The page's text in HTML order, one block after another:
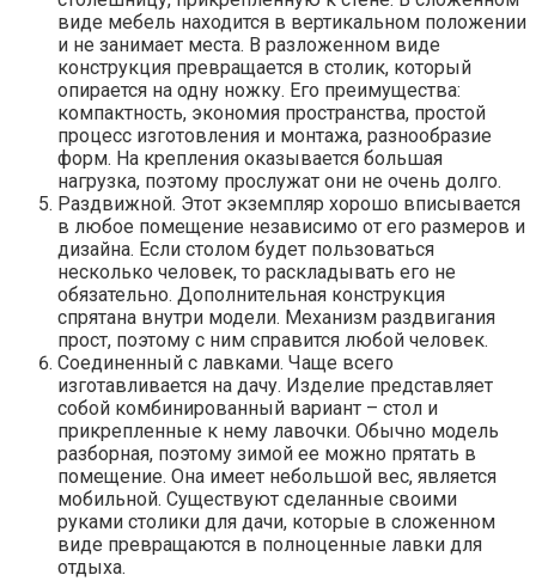
виде мебель находится в вертикальном положении
и не занимает места. В разложенном виде
конструкция превращается в столик, который
опирается на одну ножку. Его преимущества:
компактность, экономия пространства, простой
процесс изготовления и монтажа, разнообразие
форм. На крепления оказывается большая
нагрузка, поэтому прослужат они не очень долго.
Раздвижной. Этот экземпляр хорошо вписывается
в любое помещение независимо от его размеров и
дизайна. Если столом будет пользоваться
несколько человек, то раскладывать его не
обязательно. Дополнительная конструкция
спрятана внутри модели. Механизм раздвигания
прост, поэтому с ним справится любой человек.
Соединенный с лавками. Чаще всего
изготавливается на дачу. Изделие представляет
собой комбинированный вариант – стол и
прикрепленные к нему лавочки. Обычно модель
разборная, поэтому зимой ее можно прятать в
помещение. Она имеет небольшой вес, является
мобильной. Существуют сделанные своими
руками столики для дачи, которые в сложенном
виде превращаются в полноценные лавки для
отдыха.